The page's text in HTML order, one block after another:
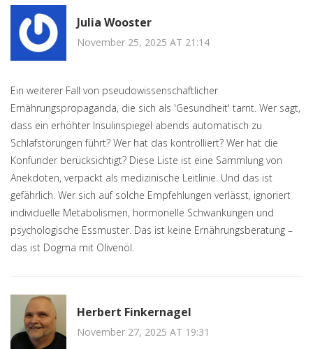
Julia Wooster
November 25, 2025 AT 21:14
Ein weiterer Fall von pseudowissenschaftlicher
Ernährungspropaganda, die sich als 'Gesundheit' tarnt. Wer sagt,
dass ein erhöhter Insulinspiegel abends automatisch zu
Schlafstörungen führt? Wer hat das kontrolliert? Wer hat die
Konfunder berücksichtigt? Diese Liste ist eine Sammlung von
Anekdoten, verpackt als medizinische Leitlinie. Und das ist
gefährlich. Wer sich auf solche Empfehlungen verlässt, ignoriert
individuelle Metabolismen, hormonelle Schwankungen und
psychologische Essmuster. Das ist keine Ernährungsberatung –
das ist Dogma mit Olivenöl.
Herbert Finkernagel
November 27, 2025 AT 19:31